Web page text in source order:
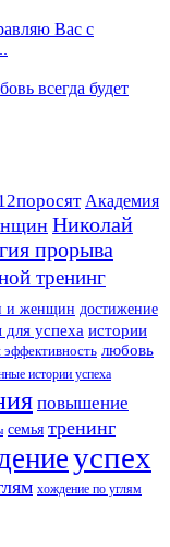
Вас с
всегда будет
Академия
Николай
прорыва
тренинг
и женщин достижение
успеха истории
эффективность любовь
истории успеха
повышение
семья тренинг
успех
хождение по углям